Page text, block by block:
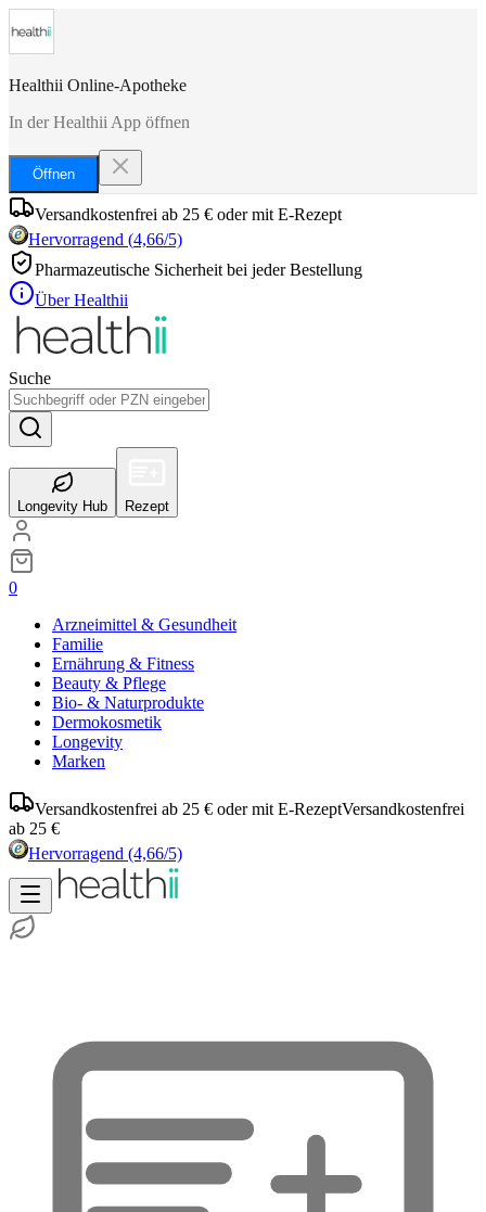
Healthii Online-Apotheke
In der Healthii App öffnen
Öffnen
Versandkostenfrei ab 25 € oder mit E-Rezept
Hervorragend (4,66/5)
Pharmazeutische Sicherheit bei jeder Bestellung
Über Healthii
Suche
Longevity Hub Rezept
0
Arzneimittel & Gesundheit
Familie
Ernährung & Fitness
Beauty & Pflege
Bio- & Naturprodukte
Dermokosmetik
Longevity
Marken
Versandkostenfrei ab 25 € oder mit E-RezeptVersandkostenfrei
ab 25 €
Hervorragend (4,66/5)